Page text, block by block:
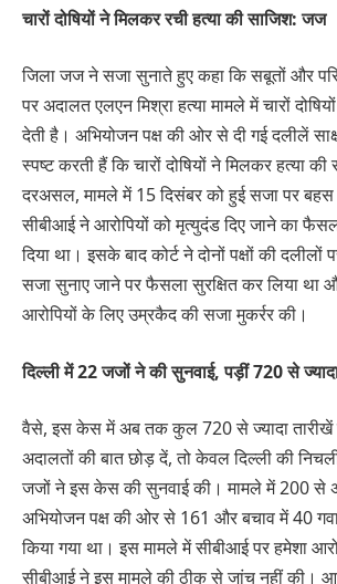
चारों दोषियों ने मिलकर रची हत्‍या की साजिश: जज
जिला जज ने सजा सुनाते हुए कहा कि सबूतों और
पर अदालत एलएन मिश्रा हत्या मामले में चारों
देती है। अभियोजन पक्ष की ओर से दी गई दलीलें
स्पष्ट करती हैं कि चारों दोषियों ने मिलकर हत्या की
दरअसल, मामले में 15 दिसंबर को हुई सजा पर बहस
सीबीआई ने आरोपियों को मृत्युदंड दिए जाने का
दिया था। इसके बाद कोर्ट ने दोनों पक्षों की दलीलों
सजा सुनाए जाने पर फैसला सुरक्षित कर लिया था
आरोपियों के लिए उम्रकैद की सजा मुकर्रर की।
दि‍ल्ली में22जजों ने की सुनवाई,पड़ीं720से
वैसे, इस केस में अब तक कुल 720 से ज्‍यादा तारीखें
अदालतों की बात छोड़ दें, तो केवल दिल्ली की
जजों ने इस केस की सुनवाई की। मामले में 200 से
अभियोजन पक्ष की ओर से 161 और बचाव में 40
किया गया था। इस मामले में सीबीआई पर हमेशा
सीबीआई ने इस मामले की ठीक से जांच नहीं की।